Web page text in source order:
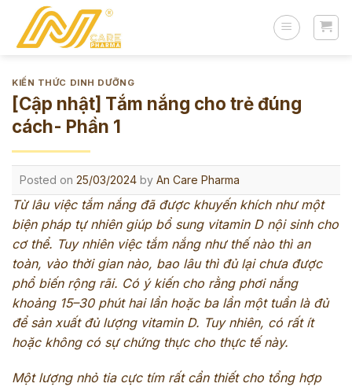
content
KIẾN THỨC DINH DƯỠNG
[Cập nhật] Tắm nắng cho trẻ đúng
cách- Phần 1
Posted on 25/03/2024 by An Care Pharma
Từ lâu việc tắm nắng đã được khuyến khích như một
biện pháp tự nhiên giúp bổ sung vitamin Dnội sinh cho
cơ thể. Tuy nhiên việc tắm nắng như thế nào thì an
toàn, vào thời gian nào, bao lâu thì đủ lại chưa được
phổ biến rộng rãi. Có ý kiến ​​cho rằng phơi nắng
khoảng 15–30 phút hai lần hoặc ba lần một tuần là đủ
để sản xuất đủ lượng vitamin D. Tuy nhiên, có rất ít
hoặc không có sự chứng thực cho thực tế này.
Một lượng nhỏ tia cực tím rất cần thiết cho tổng hợp